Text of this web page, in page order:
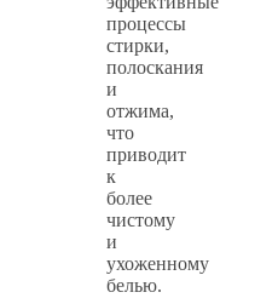
процессы
стирки,
полоскания
и
отжима,
что
приводит
к
более
чистому
и
ухоженному
белью.